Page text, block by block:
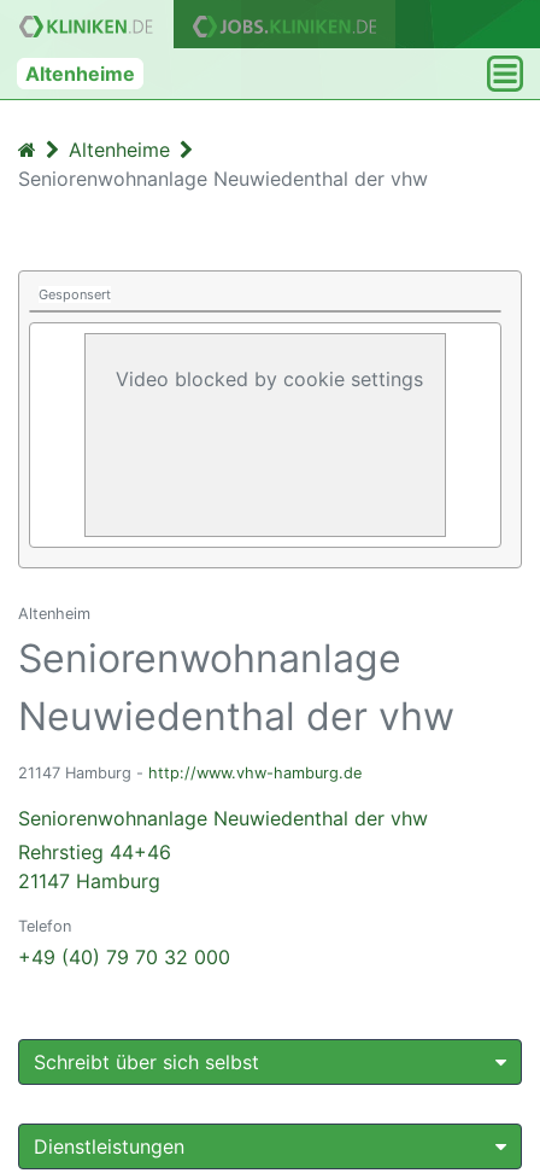
Altenheime
Altenheime
Seniorenwohnanlage Neuwiedenthal der vhw
Gesponsert
Video blocked by cookie settings
Altenheim
Seniorenwohnanlage
Neuwiedenthal der vhw
21147 Hamburg - http://www.vhw-hamburg.de
Seniorenwohnanlage Neuwiedenthal der vhw
Rehrstieg 44+46
21147 Hamburg
Telefon
+49 (40) 79 70 32 000
Schreibt über sich selbst
Dienstleistungen